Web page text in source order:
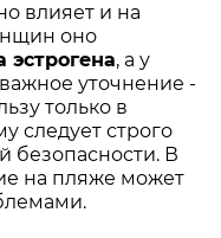
влияет и на
оно
эстрогена, а у
уточнение -
только в
следует строго
безопасности. В
на пляже может